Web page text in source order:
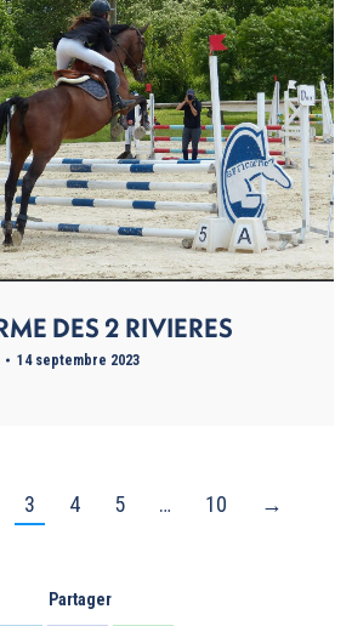
DES 2 RIVIERES
14 septembre 2023
3 4 5 … 10 →
Partager